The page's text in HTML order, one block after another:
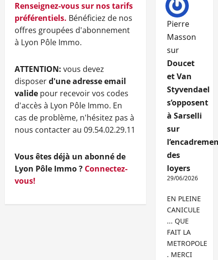
Renseignez-vous sur nos tarifs
préférentiels. Bénéficiez de nos
offres groupées d'abonnement
à Lyon Pôle Immo.
ATTENTION: vous devez
disposerd'une adresse email
valide pour recevoir vos codes
d'accès à Lyon Pôle Immo. En
cas de problème, n'hésitez pas à
nous contacter au 09.54.02.29.11
Vous êtes déjà un abonné de
Lyon Pôle Immo ? Connectez-
vous!
Pierre
Masson
sur
Doucet
et Van
Styvendael
s’opposent
à Sarselli
sur
des
loyers
29/06/2026
EN PLEINE
CANICULE
... QUE
FAIT LA
METROPOLE
. MERCI